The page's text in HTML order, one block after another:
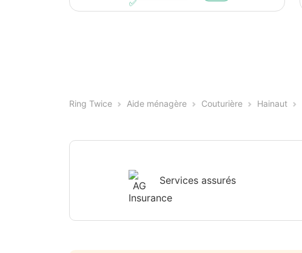
Ring Twice Aide ménagère Couturière Hainaut
Services assurés